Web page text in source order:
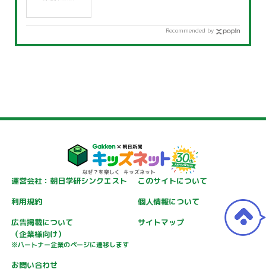
Recommended by
運営会社：朝日学研シンクエスト
このサイトについて
利用規約
個人情報について
広告掲載について
（企業様向け）
※パートナー企業のページに遷移します
サイトマップ
お問い合わせ